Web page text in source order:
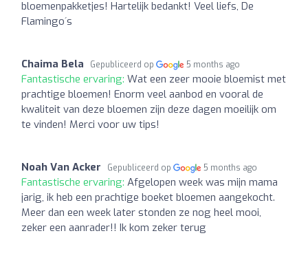
bloemenpakketjes! Hartelijk bedankt! Veel liefs, De
Flamingo´s
Chaima Bela Gepubliceerd op 5 months ago
Fantastische ervaring: Wat een zeer mooie bloemist met
prachtige bloemen! Enorm veel aanbod en vooral de
kwaliteit van deze bloemen zijn deze dagen moeilijk om
te vinden! Merci voor uw tips!
Noah Van Acker Gepubliceerd op 5 months ago
Fantastische ervaring: Afgelopen week was mijn mama
jarig, ik heb een prachtige boeket bloemen aangekocht.
Meer dan een week later stonden ze nog heel mooi,
zeker een aanrader!! Ik kom zeker terug